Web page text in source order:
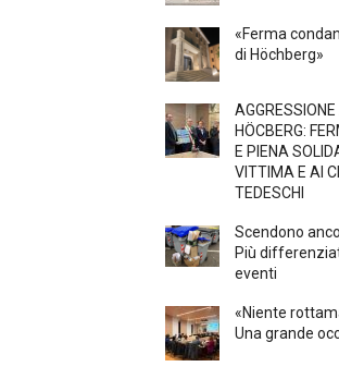
«Ferma
di Höchberg»
HÖCBERG:
E PIENA
VITTIMA E AI
TEDESCHI
Scendono
Più
eventi
«Niente
Una grande